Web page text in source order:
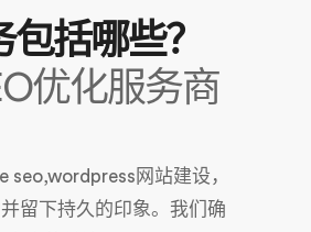
括哪些？
优化服务商
网站建设，
留下持久的印象。我们确